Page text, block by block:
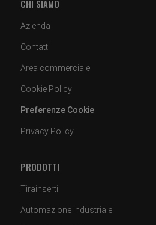
CHI SIAMO
Azienda
Contatti
Area commerciale
Cookie Policy
Preferenze Cookie
Privacy Policy
PRODOTTI
Tirainserti
Automazione industriale